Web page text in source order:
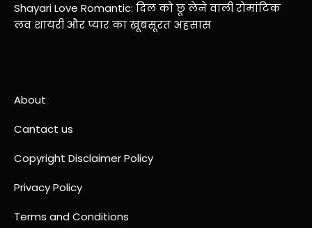
Shayari Love Romantic: दिल को छू लेने वाली रोमांटिक
लव शायरी और प्यार का खूबसूरत अहसास
About
Cantact us
Copyright Disclaimer Policy
Privacy Policy
Terms and Conditions